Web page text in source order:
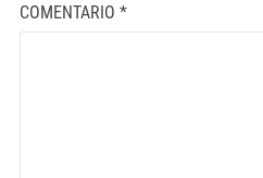
COMENTARIO *